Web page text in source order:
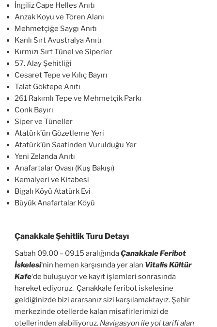
İngiliz Cape Helles Anıtı
Anzak Koyu ve Tören Alanı
Mehmetçiğe Saygı Anıtı
Kanlı Sırt Avustralya Anıtı
Kırmızı Sırt Tünel ve Siperler
57. Alay Şehitliği
Cesaret Tepe ve Kılıç Bayırı
Talat Göktepe Anıtı
261 Rakımlı Tepe ve Mehmetçik Parkı
Conk Bayırı
Siper ve Tüneller
Atatürk’ün Gözetleme Yeri
Atatürk’ün Saatinden Vurulduğu Yer
Yeni Zelanda Anıtı
Anafartalar Ovası (Kuş Bakışı)
Kemalyeri ve Kitabesi
Bigalı Köyü Atatürk Evi
Büyük Anafartalar Köyü
Çanakkale Şehitlik Turu Detayı
Sabah 09.00 – 09.15 aralığındaÇanakkale Feribot
İskelesi‘nin hemen karşısında yer alan Vitalis Kültür
Kafe‘de buluşuyor ve kayıt işlemleri sonrasında
hareket ediyoruz. Çanakkale feribot iskelesine
geldiğinizde bizi ararsanız sizi karşılamaktayız. Şehir
merkezinde otellerde kalan misafirlerimizi de
otellerinden alabiliyoruz. Navigasyon ile yol tarifi alan